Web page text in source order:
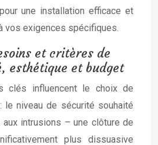
une installation efficace et
vos exigences spécifiques.
et critères de
esthétique et budget
clés influencent le choix de
le niveau de sécurité souhaité
aux intrusions – une clôture de
plus dissuasive